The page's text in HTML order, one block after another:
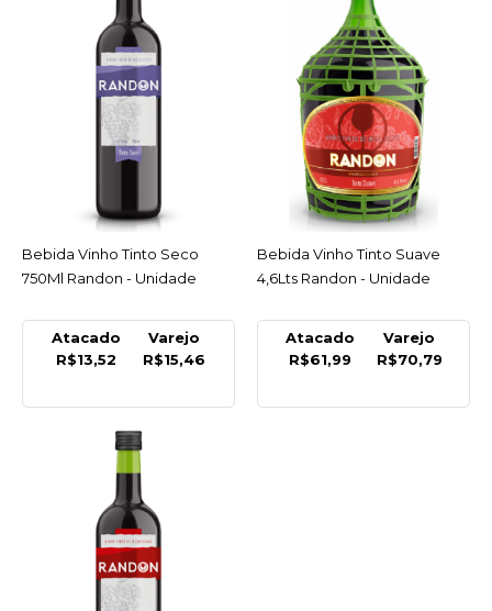
Bebida Vinho Tinto Seco
4,6 Lts - Unidade
R$70,79
COMPRAR
COMPARAR
LISTA DE DESEJO
RANDON
750Ml Randon - Unidade
ACESSAR
Bebida Vinho Tinto Seco
750Ml Randon - Unidade
Atacado
R$13,52
Varejo
R$15,46
ACESSAR
Bebida Vinho Tinto Suave
4,6Lts Randon - Unidade
Atacado
R$61,99
Varejo
R$70,79